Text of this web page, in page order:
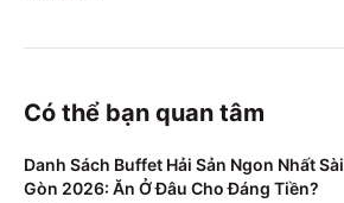
Có thể bạn quan tâm
Danh Sách Buffet Hải Sản Ngon Nhất Sài
Gòn 2026: Ăn Ở Đâu Cho Đáng Tiền?